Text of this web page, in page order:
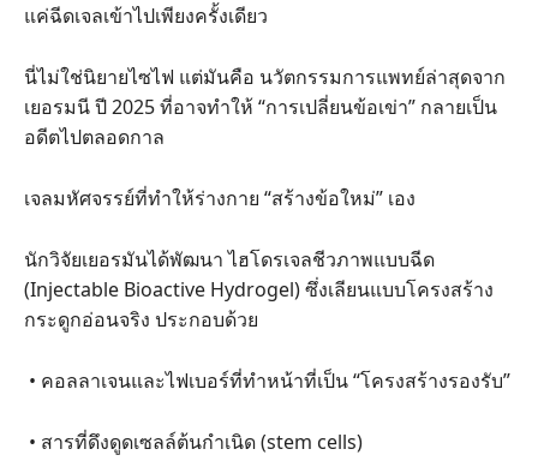
แค่ฉีดเจลเข้าไปเพียงครั้งเดียว
นี่ไม่ใช่นิยายไซไฟ แต่มันคือ นวัตกรรมการแพทย์ล่าสุดจาก
เยอรมนี ปี 2025 ที่อาจทำให้ “การเปลี่ยนข้อเข่า” กลายเป็น
อดีตไปตลอดกาล
เจลมหัศจรรย์ที่ทำให้ร่างกาย “สร้างข้อใหม่” เอง
นักวิจัยเยอรมันได้พัฒนา ไฮโดรเจลชีวภาพแบบฉีด
(Injectable Bioactive Hydrogel) ซึ่งเลียนแบบโครงสร้าง
กระดูกอ่อนจริง ประกอบด้วย
• คอลลาเจนและไฟเบอร์ที่ทำหน้าที่เป็น “โครงสร้างรองรับ”
• สารที่ดึงดูดเซลล์ต้นกำเนิด (stem cells)